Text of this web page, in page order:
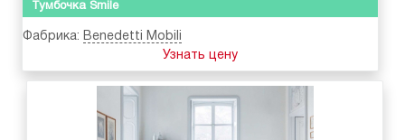
Тумбочка Smile
Фабрика: Benedetti Mobili
Узнать цену